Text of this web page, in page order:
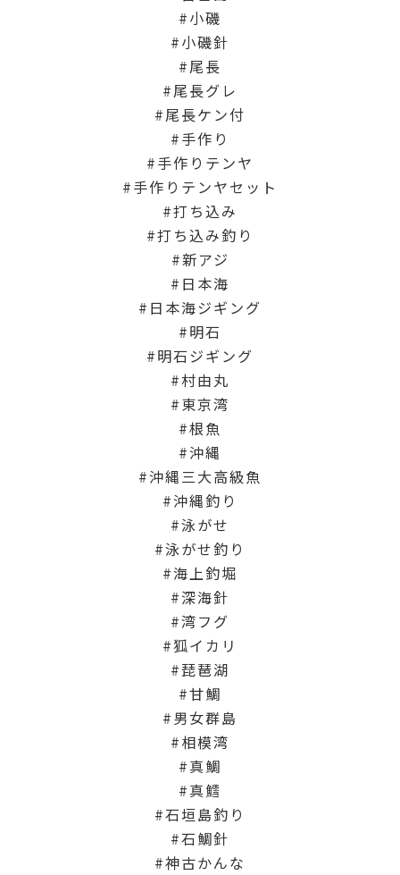
小磯
小磯針
尾長
尾長グレ
尾長ケン付
手作り
手作りテンヤ
手作りテンヤセット
打ち込み
打ち込み釣り
新アジ
日本海
日本海ジギング
明石
明石ジギング
村由丸
東京湾
根魚
沖縄
沖縄三大高級魚
沖縄釣り
泳がせ
泳がせ釣り
海上釣堀
深海針
湾フグ
狐イカリ
琵琶湖
甘鯛
男女群島
相模湾
真鯛
真鱈
石垣島釣り
石鯛針
神古かんな